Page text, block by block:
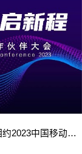
数实共生 算启新程 | 网思科技与您相约2023中国移动全球合作伙伴大会